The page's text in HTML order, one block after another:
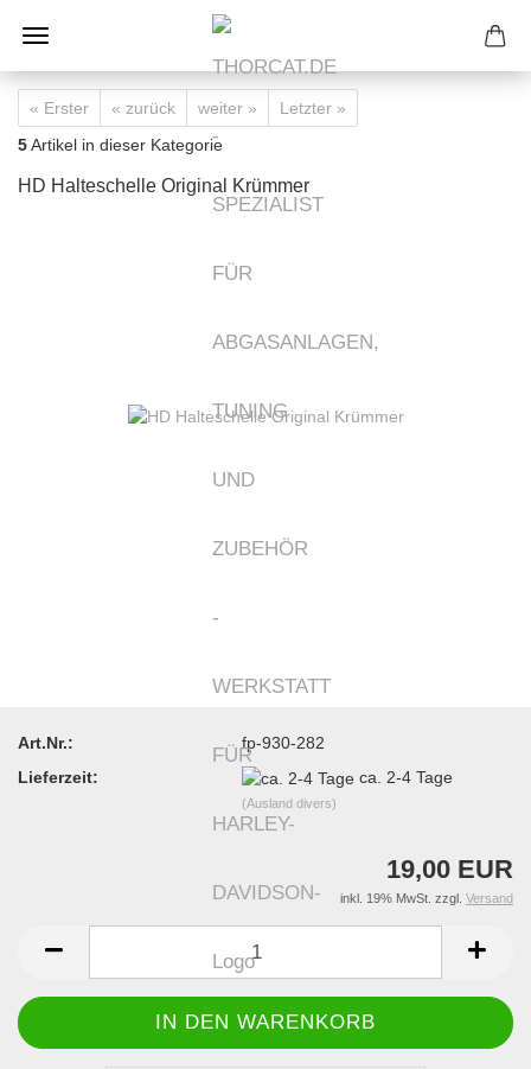
« Erster « zurück weiter »
Letzter »
5Artikel in dieser Kategorie
HD Halteschelle Original Krümmer
Art.Nr.:
fp-930-282
Lieferzeit:
ca. 2-4 Tage
(Ausland divers)
19,00 EUR
inkl. 19% MwSt. zzgl. Versand